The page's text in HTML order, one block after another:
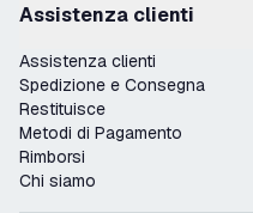
Assistenza clienti
Assistenza clienti
Spedizione e Consegna
Restituisce
Metodi di Pagamento
Rimborsi
Chi siamo